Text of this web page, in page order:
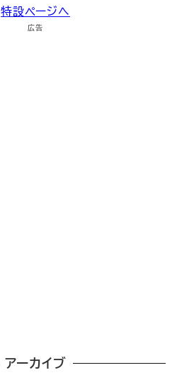
特設ページへ
広告
アーカイブ